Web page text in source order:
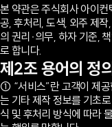
본 약관은 주식회사 아이
공, 후처리, 도색, 외주 제
의 권리·의무, 하자 기준,
로 합니다.
제2조 용어의 정
① “서비스”란 고객이 제공
는 기타 제작 정보를 기초
식 및 후처리 방식에 따라